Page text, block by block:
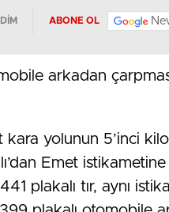
ABONE OL
arkadan
kara yolunun 5’inci
Emet
plakalı tır, aynı